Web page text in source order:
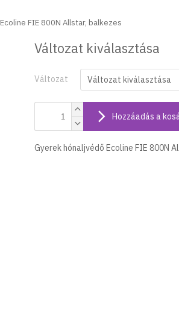
FIE 800N Allstar, balkezes
Változat kiválasztása
Változat
Hozzáadás a
Gyerek hónaljvédő Ecoline FIE 800N